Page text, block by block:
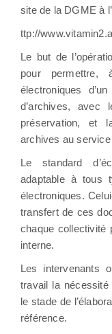
site de la DGME à
ttp://
Le but de
pour permettre,
électroniques
d’archives, avec
préservation, et
archives au service
Le standard
adaptable à tous
électroniques.
transfert de ces
chaque collectivité
interne.
Les intervenants
travail la
le stade de
référence.